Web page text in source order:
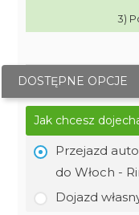
3)
DOSTĘPNE OPCJE
Jak chcesz
Przejazd
do Włoch -
Dojazd